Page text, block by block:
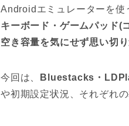
Androidエミュレーターを使
キーボード・ゲームパッド(
空き容量を気にせず思い切
今回は、 Bluestacks・
や初期設定状況、それぞれ